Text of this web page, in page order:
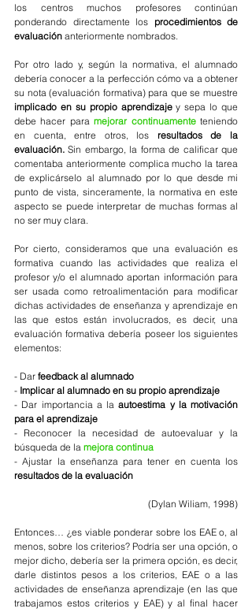
los centros muchos profesores continúan
ponderando directamente los procedimientos de
evaluación anteriormente nombrados.
Por otro lado y, según la normativa, el alumnado
debería conocer a la perfección cómo va a obtener
implicado en su propio aprendizaje y sepa lo que
debe hacer para mejorar continuamente teniendo
en cuenta, entre otros, los
resultados de la
evaluación. Sin embargo, la forma de calificar que
comentaba anteriormente complica mucho la tarea
de explicárselo al alumnado por lo que desde mi
punto de vista, sinceramente, la normativa en este
aspecto se puede interpretar de muchas formas al
no ser muy clara.
Por cierto, consideramos que una evaluación es
formativa cuando las actividades que realiza el
profesor y/o el alumnado aportan información para
ser usada como retroalimentación para modificar
dichas actividades de enseñanza y aprendizaje en
las que estos están involucrados, es decir, una
evaluación formativa debería poseer los siguientes
elementos:
- Dar feedback al alumnado
- Implicar al alumnado en su propio aprendizaje
- Dar importancia a la autoestima y la motivación
para el aprendizaje
- Reconocer la necesidad de autoevaluar y la
búsqueda de la mejora continua
resultados de la evaluación
(Dylan Wiliam, 1998)
Entonces… ¿es viable ponderar sobre los EAE o, al
menos, sobre los criterios? Podría ser una opción, o
mejor dicho, debería ser la primera opción, es decir,
darle distintos pesos a los criterios, EAE o a las
actividades de enseñanza aprendizaje (en las que
trabajamos estos criterios y EAE) y al final hacer